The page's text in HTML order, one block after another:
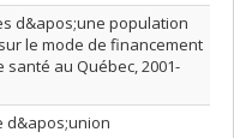
d&apos;une population
le mode de financement
au Québec, 2001-
d&apos;union